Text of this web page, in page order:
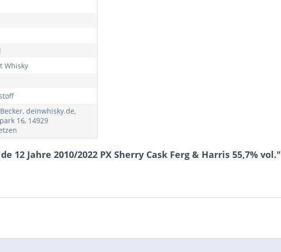
Whisky
deinwhisky.de,
16, 14929
12 Jahre 2010/2022 PX Sherry Cask Ferg & Harris 55,7% vol."